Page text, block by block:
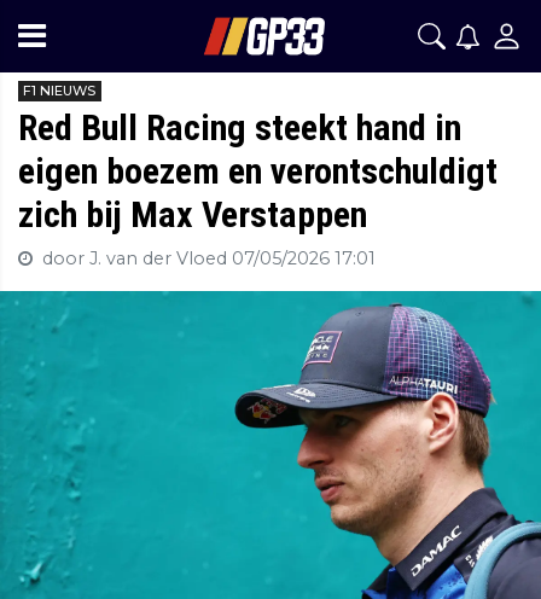
F1 NIEUWS
Red Bull Racing steekt hand in
eigen boezem en verontschuldigt
zich bij Max Verstappen
door J. van der Vloed 07/05/2026 17:01